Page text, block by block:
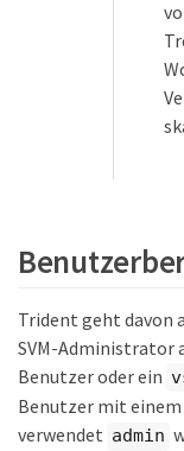
Trident geht davon
SVM-Administrator
Benutzer oder ein
Benutzer mit einem
verwendet admin